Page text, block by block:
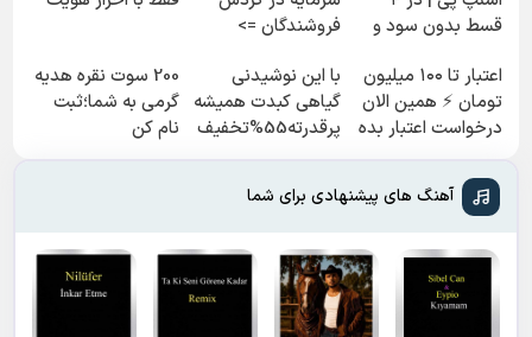
قسط بدون سود و
فروشندگان =>
کن
اعتبار تا ۱۰۰ میلیون
تومان ⚡ همین الان
درخواست اعتبار بده
✅
با این نوشیدنی
گیاهی کبدت همیشه
پرقدرته55%تخفیف
200 سوت نقره هدیه
گرمی به شما؛ثبت
نام کن
آهنگ های پیشنهادی برای شما